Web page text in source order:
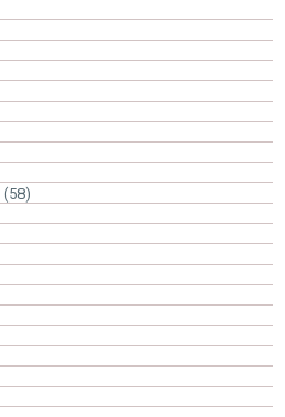
(58)